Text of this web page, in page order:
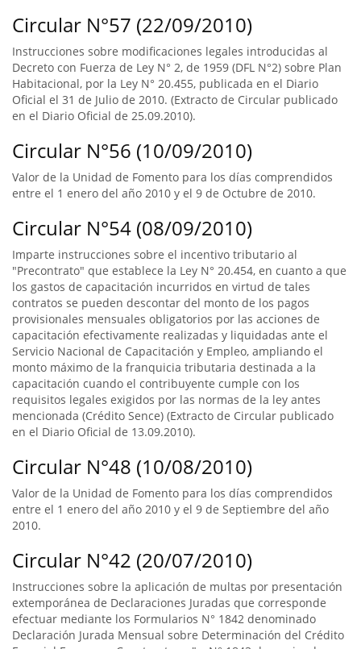
Circular N°57 (22/09/2010)
Instrucciones sobre modificaciones legales introducidas al
Decreto con Fuerza de Ley N° 2, de 1959 (DFL N°2) sobre Plan
Habitacional, por la Ley N° 20.455, publicada en el Diario
Oficial el 31 de Julio de 2010. (Extracto de Circular publicado
en el Diario Oficial de 25.09.2010).
Circular N°56 (10/09/2010)
Valor de la Unidad de Fomento para los días comprendidos
entre el 1 enero del año 2010 y el 9 de Octubre de 2010.
Circular N°54 (08/09/2010)
Imparte instrucciones sobre el incentivo tributario al
"Precontrato" que establece la Ley N° 20.454, en cuanto a que
los gastos de capacitación incurridos en virtud de tales
contratos se pueden descontar del monto de los pagos
provisionales mensuales obligatorios por las acciones de
capacitación efectivamente realizadas y liquidadas ante el
Servicio Nacional de Capacitación y Empleo, ampliando el
monto máximo de la franquicia tributaria destinada a la
capacitación cuando el contribuyente cumple con los
requisitos legales exigidos por las normas de la ley antes
mencionada (Crédito Sence) (Extracto de Circular publicado
en el Diario Oficial de 13.09.2010).
Circular N°48 (10/08/2010)
Valor de la Unidad de Fomento para los días comprendidos
entre el 1 enero del año 2010 y el 9 de Septiembre del año
2010.
Circular N°42 (20/07/2010)
Instrucciones sobre la aplicación de multas por presentación
extemporánea de Declaraciones Juradas que corresponde
efectuar mediante los Formularios N° 1842 denominado
Declaración Jurada Mensual sobre Determinación del Crédito